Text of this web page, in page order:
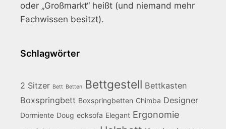
oder „Großmarkt“ heißt (und niemand mehr
Fachwissen besitzt).
Schlagwörter
2 Sitzer Bett Betten Bettgestell Bettkasten
Boxspringbett Boxspringbetten Chimba Designer
Dormiente Doug ecksofa Elegant Ergonomie